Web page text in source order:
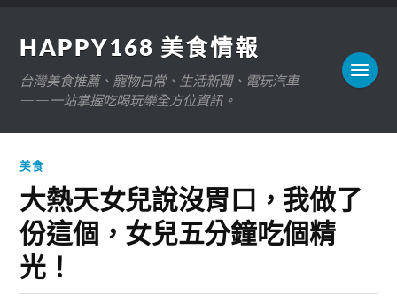
HAPPY168 美食情報
台灣美食推薦、寵物日常、生活新聞、電玩汽車
——一站掌握吃喝玩樂全方位資訊。
美食
大熱天女兒說沒胃口，我做了
份這個，女兒五分鐘吃個精
光！